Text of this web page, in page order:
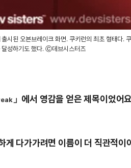
시된 오븐브레이크 화면. 쿠키런의 최초 형태다.
달성하기도 했다. Ⓒ데브시스터즈
」에서 영감을 얻은 제목이었어
다가가려면 이름이 더 직관적